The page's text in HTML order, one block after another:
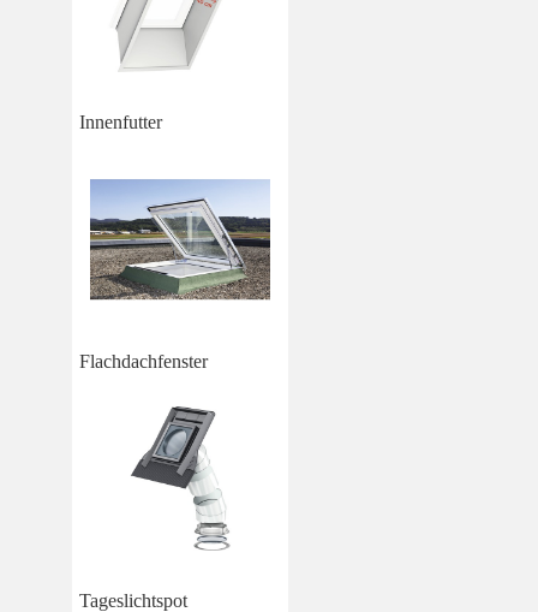
Innenfutter
Flachdachfenster
Tageslichtspot